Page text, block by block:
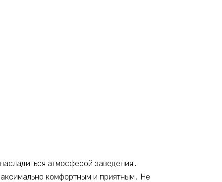
атмосферой заведения․
комфортным и приятным․ Не